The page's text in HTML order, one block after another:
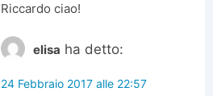
Riccardo ciao!
elisa ha detto:
24 Febbraio 2017 alle 22:57